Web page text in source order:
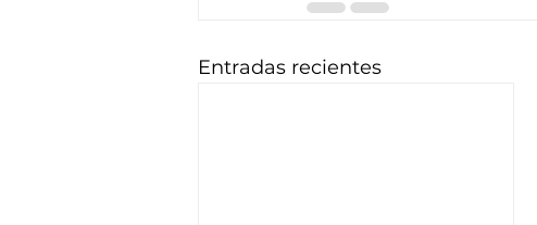
Entradas recientes